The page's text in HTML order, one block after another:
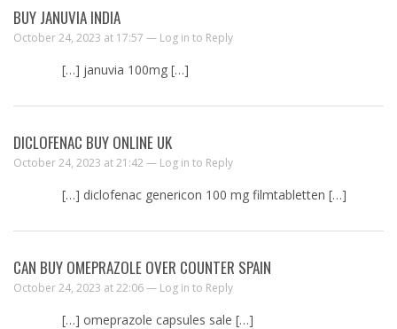
BUY JANUVIA INDIA
October 24, 2023 at 17:57 — Log in to Reply
[…] januvia 100mg […]
DICLOFENAC BUY ONLINE UK
October 24, 2023 at 21:42 — Log in to Reply
[…] diclofenac genericon 100 mg filmtabletten […]
CAN BUY OMEPRAZOLE OVER COUNTER SPAIN
October 24, 2023 at 22:06 — Log in to Reply
[…] omeprazole capsules sale […]